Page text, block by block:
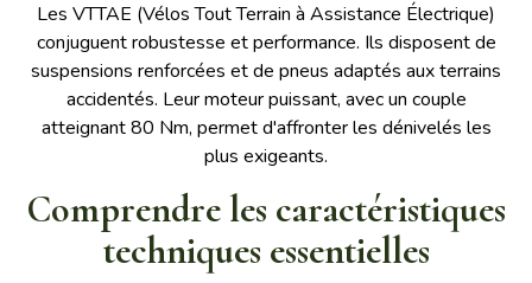
Les VTTAE (Vélos Tout Terrain à Assistance Électrique)
conjuguent robustesse et performance. Ils disposent de
suspensions renforcées et de pneus adaptés aux terrains
accidentés. Leur moteur puissant, avec un couple
atteignant 80 Nm, permet d'affronter les dénivelés les
plus exigeants.
Comprendre les caractéristiques
techniques essentielles